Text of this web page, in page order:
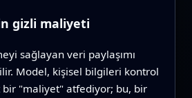
gizli maliyeti
sağlayan veri paylaşımı
Model, kişisel bilgileri kontrol
bir "maliyet" atfediyor; bu, bir